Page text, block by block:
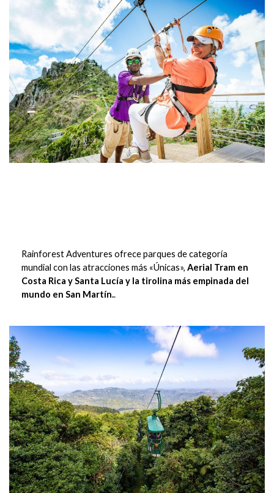
Rainforest Adventures ofrece parques de categoría
mundial con las atracciones más «Únicas», Aerial Tram en
Costa Rica y Santa Lucía y la tirolina más empinada del
mundo en San Martín..